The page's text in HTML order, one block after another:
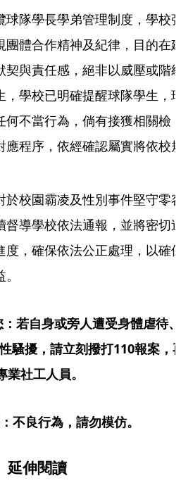
球隊學長學弟管理制度，學校
團體合作精神及紀律，目的在
契與責任感，絕非以威壓或階
，學校已明確提醒球隊學生，
何不當行為，倘有接獲相關檢
應程序，依經確認屬實將依校
於校園霸凌及性別事件堅守零
督導學校依法通報，並將密切
度，確保依法公正處理，以確
若自身或旁人遭受身體虐待、
騷擾，請立刻撥打110報案，
社工人員。
不良行為，請勿模仿。
延伸閱讀